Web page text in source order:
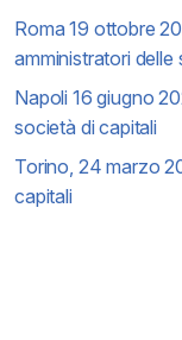
Roma 19 ottobre
amministratori delle
Napoli 16 giugno
società di capitali
Torino, 24 marzo
capitali